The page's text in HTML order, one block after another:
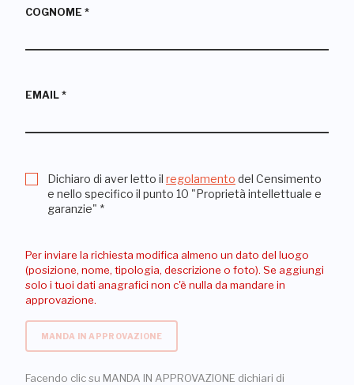
COGNOME *
EMAIL *
Dichiaro di aver letto il regolamento del Censimento
e nello specifico il punto 10 "Proprietà intellettuale e
garanzie" *
Per inviare la richiesta modifica almeno un dato del luogo
(posizione, nome, tipologia, descrizione o foto). Se aggiungi
solo i tuoi dati anagrafici non c'è nulla da mandare in
approvazione.
MANDA IN APPROVAZIONE
Facendo clic su MANDA IN APPROVAZIONE dichiari di